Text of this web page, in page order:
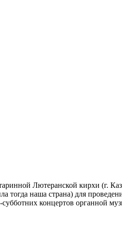
Лютеранской кирхи (г.
тогда наша страна) для
концертов органной